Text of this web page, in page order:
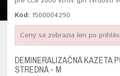
Kód: 1500004290
Ceny sa zobrazia len po
DEMINERALIZAČNÁ KAZETA
STREDNÁ - M